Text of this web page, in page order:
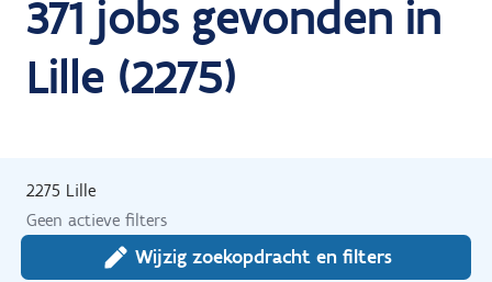
371 jobs gevonden in
Lille (2275)
2275 Lille
Geen actieve filters
Wijzig zoekopdracht en filters